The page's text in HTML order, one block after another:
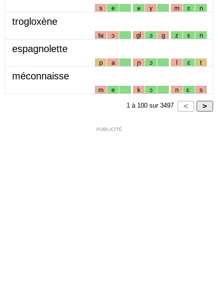
s e ʁ y m ɛ n
trogloxène
tʁ ɔ gl ɔ g z ɛ n
espagnolette
p a ɲ ɔ l ɛ t
méconnaisse
m e k ɔ n ɛː s
1 à 100 sur 3497
PUBLICITÉ